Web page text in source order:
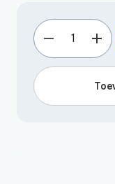
Standaard
ontharder
2-
3
pers.
aantal